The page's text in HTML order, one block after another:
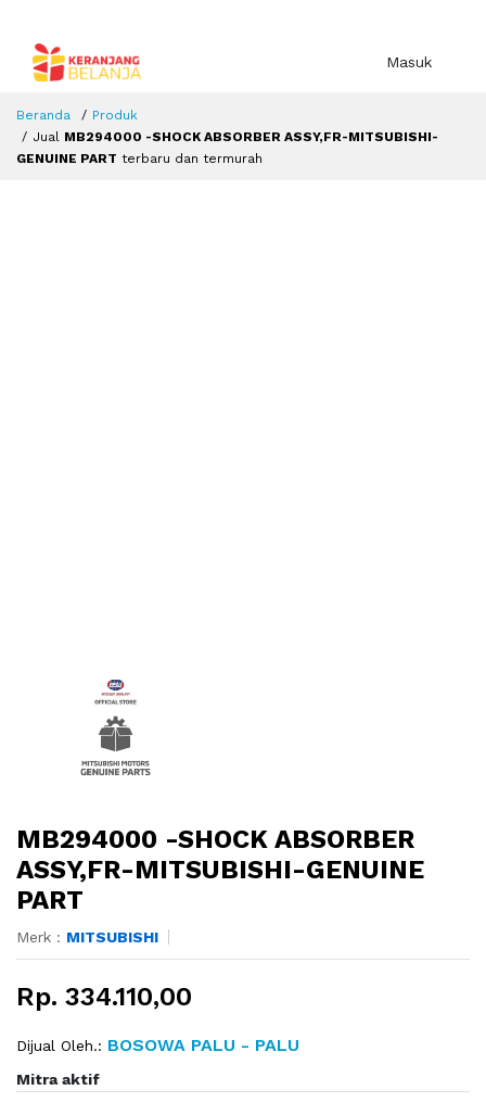
Masuk
Beranda
Produk
Jual MB294000 -SHOCK ABSORBER ASSY,FR-MITSUBISHI-
GENUINE PART terbaru dan termurah
MB294000 -SHOCK ABSORBER
ASSY,FR-MITSUBISHI-GENUINE
PART
Merk : MITSUBISHI
Rp. 334.110,00
Dijual Oleh.: BOSOWA PALU - PALU
Mitra aktif